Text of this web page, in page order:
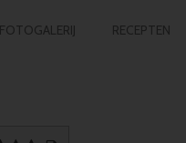
FOTOGALERIJ RECEPTEN